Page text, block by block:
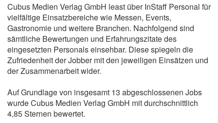
Cubus Medien Verlag GmbH least über InStaff Personal für
vielfältige Einsatzbereiche wie Messen, Events,
Gastronomie und weitere Branchen. Nachfolgend sind
sämtliche Bewertungen und Erfahrungszitate des
eingesetzten Personals einsehbar. Diese spiegeln die
Zufriedenheit der Jobber mit den jeweiligen Einsätzen und
der Zusammenarbeit wider.
Auf Grundlage von insgesamt 13 abgeschlossenen Jobs
wurde Cubus Medien Verlag GmbH mit durchschnittlich
4,85 Sternen bewertet.